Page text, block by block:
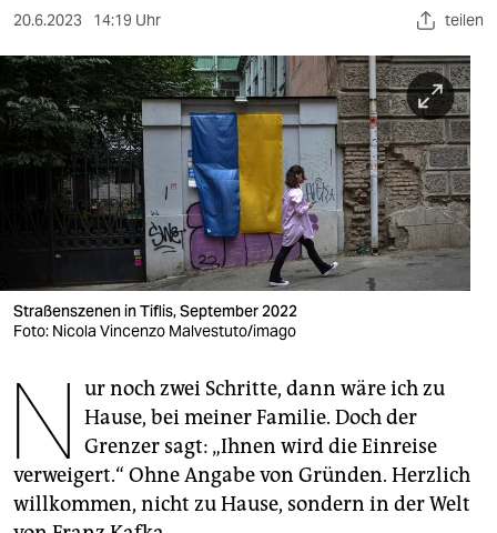
berlin
nord
wahrheit
verlag
verlag
veranstaltungen
shop
fragen & hilfe
unterstützen
abo
genossenschaft
epaper login
20.6.2023 14:19 Uhr teilen
Straßenszenen in Tiflis, September 2022
Foto: Nicola Vincenzo Malvestuto/imago
N ur noch zwei Schritte, dann wäre ich zu
Hause, bei meiner Familie. Doch der
Grenzer sagt: „Ihnen wird die Einreise
verweigert.“ Ohne Angabe von Gründen. Herzlich
willkommen, nicht zu Hause, sondern in der Welt